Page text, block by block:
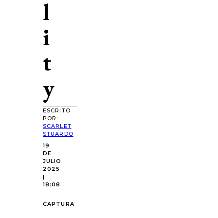
l
i
t
y
ESCRITO
POR:
SCARLET
STUARDO
19
DE
JULIO
2025
|
18:08
CAPTURA